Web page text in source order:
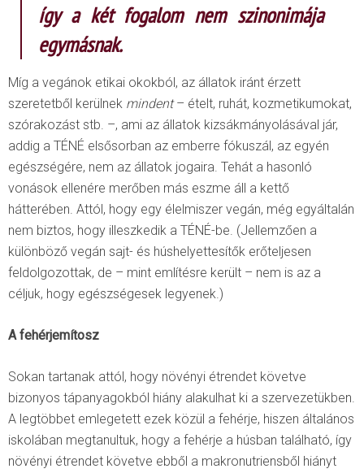
így a két fogalom nem szinonimája
egymásnak.
Míg a vegánok etikai okokból, az állatok iránt érzett
szeretetből kerülnek mindent– ételt, ruhát, kozmetikumokat,
szórakozást stb. –, ami az állatok kizsákmányolásával jár,
addig a TÉNÉ elsősorban az emberre fókuszál, az egyén
egészségére, nem az állatok jogaira. Tehát a hasonló
vonások ellenére merőben más eszme áll a kettő
hátterében. Attól, hogy egy élelmiszer vegán, még egyáltalán
nem biztos, hogy illeszkedik a TÉNÉ-be. (Jellemzően a
különböző vegán sajt- és húshelyettesítők erőteljesen
feldolgozottak, de – mint említésre került – nem is az a
céljuk, hogy egészségesek legyenek.)
A fehérjemítosz
Sokan tartanak attól, hogy növényi étrendet követve
bizonyos tápanyagokból hiány alakulhat ki a szervezetükben.
A legtöbbet emlegetett ezek közül a fehérje, hiszen általános
iskolában megtanultuk, hogy a fehérje a húsban található, így
növényi étrendet követve ebből a makronutriensből hiányt